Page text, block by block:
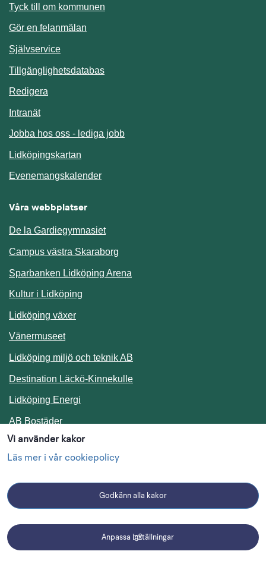
Vi använder kakor
Läs mer i vår cookiepolicy
Godkänn alla kakor
Anpassa inställningar
Tyck till om kommunen
Gör en felanmälan
SjälvserviceLänk till annan webbplats.
TillgänglighetsdatabasLänk till annan webbplats.
Redigera
IntranätLänk till annan webbplats.
Jobba hos oss - lediga jobb
Lidköpingskartan
EvenemangskalenderLänk till annan webbplats.
Våra webbplatser
De la Gardiegymnasiet
Campus västra Skaraborg
Sparbanken Lidköping Arena
Kultur i Lidköping
Lidköping växer
Vänermuseet
Lidköping miljö och teknik AB
Destination Läckö-KinnekulleLänk till annan webbplats.
Lidköping Energi
AB BostäderLänk till annan webbplats.
Följ oss i sociala medier
Linkedin